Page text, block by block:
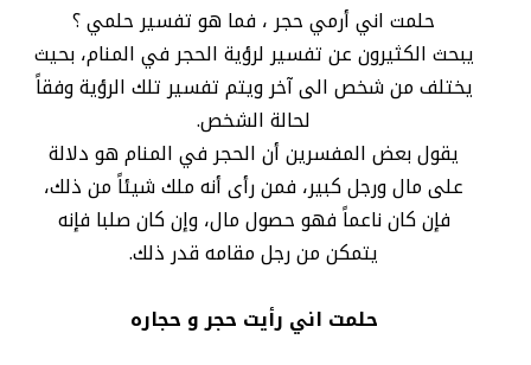
حلمت اني أرمي حجر ، فما هو تفسير حلمي ؟
يبحث الكثيرون عن تفسير لرؤية الحجر في المنام، بحيث
يختلف من شخص الى آخر ويتم تفسير تلك الرؤية وفقاً
لحالة الشخص.
يقول بعض المفسرين أن الحجر في المنام هو دلالة
على مال ورجل كبير، فمن رأى أنه ملك شيئاً من ذلك،
فإن كان ناعماً فهو حصول مال، وإن كان صلبا فإنه
يتمكن من رجل مقامه قدر ذلك.
حلمت اني رأيت حجر و حجاره